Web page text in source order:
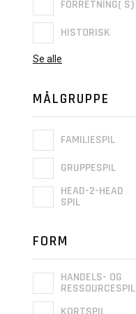
FORRETNING( S)
HISTORISK
Se alle
MÅLGRUPPE
FAMILIESPIL
GRUPPESPIL
HEAD-2-HEAD
SPIL
FORM
HANDELS- OG
RESSOURCESPIL